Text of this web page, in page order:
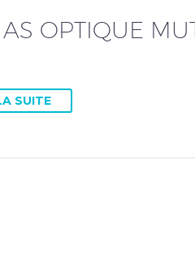
AS OPTIQUE
SUITE